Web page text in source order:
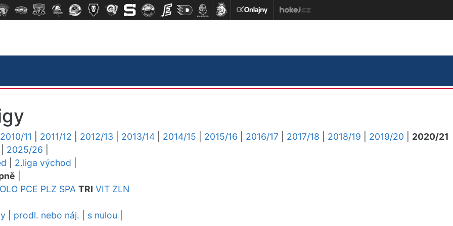
2010/11 2011/12 2012/13 2013/14 2014/15 2015/16 2016/17 2017/18 2018/19 2019/20
2020/21
2025/26
2.liga východ
OLO PCE PLZ SPA TRI VIT ZLN
prodl. nebo náj. s nulou